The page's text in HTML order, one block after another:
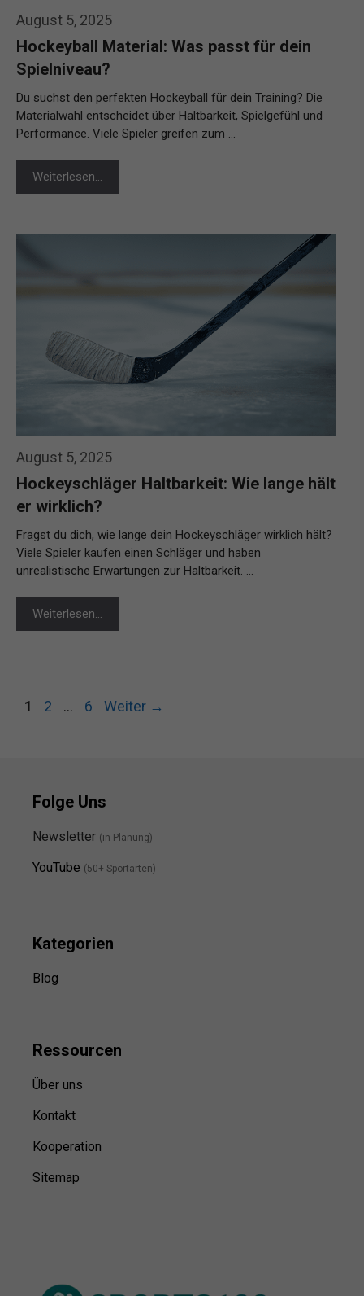
August 5, 2025
Hockeyball Material: Was passt für dein
Spielniveau?
Du suchst den perfekten Hockeyball für dein Training? Die
Materialwahl entscheidet über Haltbarkeit, Spielgefühl und
Performance. Viele Spieler greifen zum …
Weiterlesen…
August 5, 2025
Hockeyschläger Haltbarkeit: Wie lange hält
er wirklich?
Fragst du dich, wie lange dein Hockeyschläger wirklich hält?
Viele Spieler kaufen einen Schläger und haben
unrealistische Erwartungen zur Haltbarkeit. …
Weiterlesen…
Seite
1 Seite
2 … Seite
6 Weiter →
Folge Uns
Newsletter (in Planung)
YouTube (50+ Sportarten)
Kategorien
Blog
Ressourcen
Über uns
Kontakt
Kooperation
Sitemap